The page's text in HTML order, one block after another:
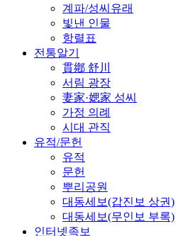
계파/성씨유래
빛낸 인물
항렬표
전통알기
貫鄕 舒川
서림 광장
妻家·媤家 성씨
가정 의례
시대 관직
유적/문헌
유적
문헌
뿌리공원
대동세보(갑진보 상권)
대동세보(무인보 부록)
인터넷족보